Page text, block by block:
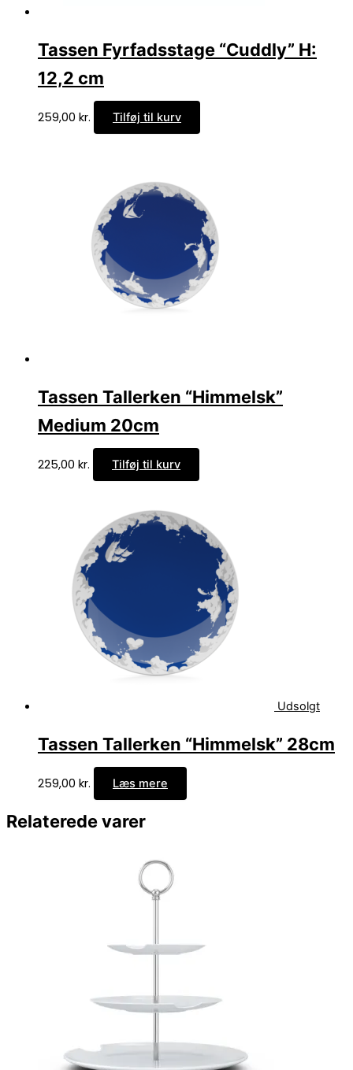
Tassen Fyrfadsstage “Cuddly” H:
12,2 cm
259,00 kr. Tilføj til kurv
Tassen Tallerken “Himmelsk”
Medium 20cm
225,00 kr. Tilføj til kurv
Udsolgt
Tassen Tallerken “Himmelsk” 28cm
259,00 kr. Læs mere
Relaterede varer